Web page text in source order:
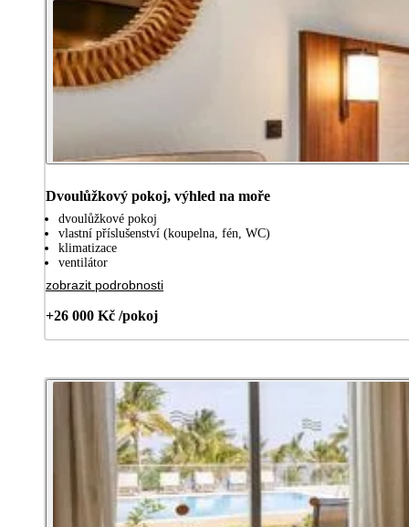
Dvoulůžkový pokoj, výhled na moře
dvoulůžkové pokoj
vlastní příslušenství (koupelna, fén, WC)
klimatizace
ventilátor
zobrazit podrobnosti
+26 000 Kč /pokoj